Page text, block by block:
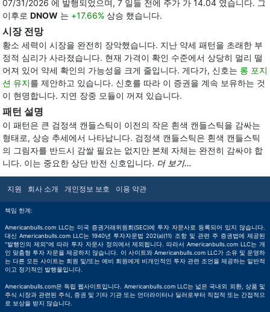
07/31/2026 에 발행되었으며, 7 일들 전에 주가 가 14.04 였습니다. 그
이후로 DNOW 는 +17.66% 상승 했습니다.
시장 전망
황소 세력이 시장을 완전히 장악했습니다. 지난 약세 패턴을 초래한 부
정적 심리가 사라졌습니다. 현재 가격이 확인 수준에서 상당히 멀리 떨
어져 있어 약세 확인의 가능성을 크게 줄입니다. 게다가, 신호는 롱 포지
션 유지를 제안하고 있습니다. 신호를 따라 이 증권을 계속 보유하는 것
이 현명합니다. 지연 장중 모듈이 꺼져 있습니다.
패턴 설명
이 패턴은 큰 검정색 캔들스틱이 이전의 작은 흰색 캔들스틱을 감싸는
형태로, 상승 추세에서 나타납니다. 검정색 캔들스틱은 흰색 캔들스틱
의 그림자를 반드시 감쌀 필요는 없지만 본체 자체는 완전히 감싸야 합
니다. 이는 중요한 상단 반전 신호입니다. 더 보기...
지원 회사 소개 개인정보 보호 이용 약관
책임 한계:
Americanbulls.com LLC는 미국 증권거래위원회(SEC)에 투자 자문사로 등록되어 있지 않습니다.
대신 Americanbulls.com LLC는 1940년 투자자문법 202(a)(11) 조항 및 관련 주 증권법에 제공된
"발행인의 제외"에 따라 투자 자문사 정의에서 제외됩니다. 따라서 Americanbulls.com LLC는 개
인 맞춤형 투자 자문을 제공하지 않습니다. 이 사이트와 Americanbulls.com LLC가 소유 및 운영하
는 다른 모든 사이트는 회원 및/또는 예비 회원에게 비개인적인 투자 관련 조언을 제공하는 일반적
이고 정기적인 발행물입니다.
Americanbulls.com은 독립 웹사이트입니다. Americanbulls.com LLC는 넓은 국내외 외환, 상품 및
주식 시장과 관련된 주식, 증권 및 기타 기관 또는 언더라이터나 딜러로부터 직접적 또는 간접적으
로 보상을 받지 않습니다.